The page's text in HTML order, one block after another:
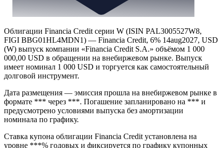
Облигации Financia Credit серии W (ISIN PAL3005527W8,
FIGI BBG01HL4MDN1) — Financia Credit, 6% 14aug2027, USD
(W) выпуск компании «Financia Credit S.A.» объёмом 1 000
000,00 USD в обращении на внебиржевом рынке. Выпуск
имеет номинал 1 000 USD и торгуется как самостоятельный
долговой инструмент.
Дата размещения — эмиссия прошла на внебиржевом рынке в
формате *** через ***. Погашение запланировано на *** и
предусмотрено условиями выпуска без амортизации
номинала по графику.
Ставка купона облигации Financia Credit установлена на
уровне ***% годовых и фиксируется по графику купонных